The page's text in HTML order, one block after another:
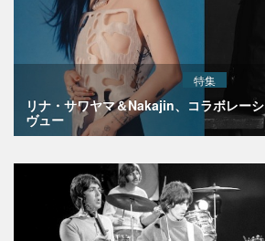
特集
リナ・サワヤマ＆Nakajin、コラボレー
ヴュー